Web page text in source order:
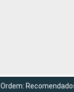
Ordem: